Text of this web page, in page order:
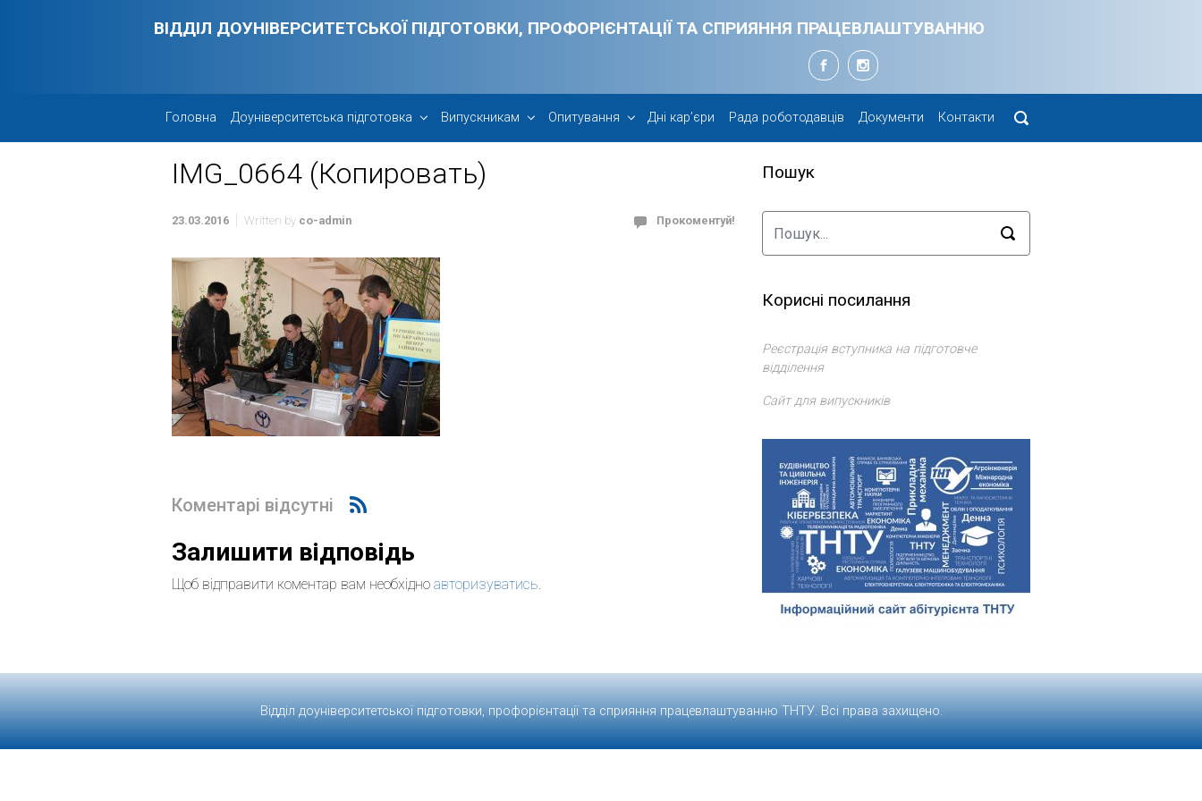
ВІДДІЛ ДОУНІВЕРСИТЕТСЬКОЇ ПІДГОТОВКИ, ПРОФОРІЄНТАЦІЇ ТА СПРИЯННЯ ПРАЦЕВЛАШТУВАННЮ
Головна Доуніверситетська підготовка Випускникам Опитування Дні кар’єри Рада роботодавців Документи Контакти
IMG_0664 (Копировать)
23.03.2016 Written by co-admin Прокоментуй!
Коментарі відсутні
Залишити відповідь
Щоб відправити коментар вам необхідно авторизуватись.
Пошук
Корисні посилання
Реєстрація вступника на підготовче
відділення
Сайт для випускників
Відділ доуніверситетської підготовки, профорієнтації та сприяння працевлаштуванню ТНТУ. Всі права захищено.